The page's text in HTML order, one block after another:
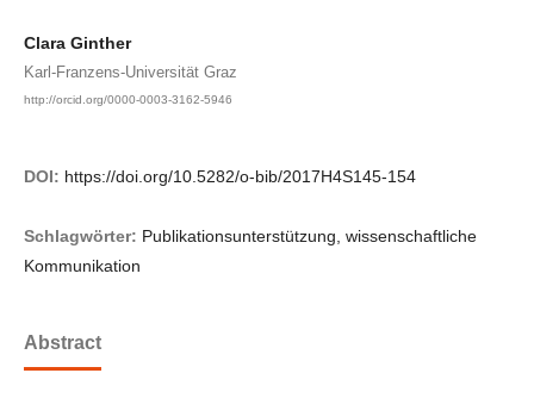
Clara Ginther
Karl-Franzens-Universität Graz
http://orcid.org/0000-0003-3162-5946
DOI: https://doi.org/10.5282/o-bib/2017H4S145-154
Schlagwörter: Publikationsunterstützung, wissenschaftliche
Kommunikation
Abstract